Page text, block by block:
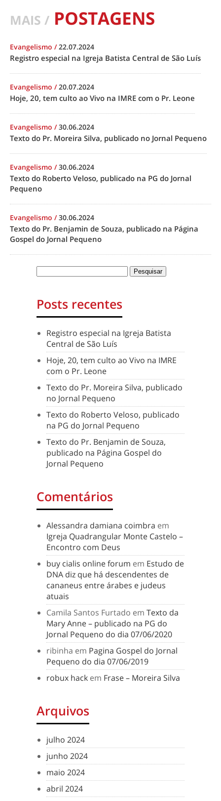
MAIS / POSTAGENS
Evangelismo /22.07.2024
Registro especial na Igreja Batista Central de São Luís
Evangelismo /20.07.2024
Hoje, 20, tem culto ao Vivo na IMRE com o Pr. Leone
Evangelismo /30.06.2024
Texto do Pr. Moreira Silva, publicado no Jornal Pequeno
Evangelismo /30.06.2024
Texto do Roberto Veloso, publicado na PG do Jornal
Pequeno
Evangelismo /30.06.2024
Texto do Pr. Benjamin de Souza, publicado na Página
Gospel do Jornal Pequeno
Posts recentes
Registro especial na Igreja Batista
Central de São Luís
Hoje, 20, tem culto ao Vivo na IMRE
com o Pr. Leone
Texto do Pr. Moreira Silva, publicado
no Jornal Pequeno
Texto do Roberto Veloso, publicado
na PG do Jornal Pequeno
Texto do Pr. Benjamin de Souza,
publicado na Página Gospel do
Jornal Pequeno
Comentários
Alessandra damiana coimbra em
Igreja Quadrangular Monte Castelo –
Encontro com Deus
buy cialis online forum em Estudo de
DNA diz que há descendentes de
cananeus entre árabes e judeus
atuais
Camila Santos Furtado em Texto da
Mary Anne – publicado na PG do
Jornal Pequeno do dia 07/06/2020
ribinha em Pagina Gospel do Jornal
Pequeno do dia 07/06/2019
robux hack em Frase – Moreira Silva
Arquivos
julho 2024
junho 2024
maio 2024
abril 2024